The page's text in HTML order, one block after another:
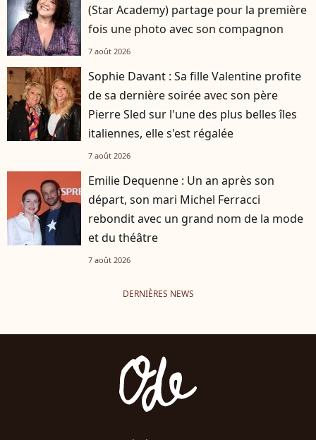
(Star Academy) partage pour la première
fois une photo avec son compagnon
7 août 2026
Sophie Davant : Sa fille Valentine profite
de sa dernière soirée avec son père
Pierre Sled sur l'une des plus belles îles
italiennes, elle s'est régalée
7 août 2026
Emilie Dequenne : Un an après son
départ, son mari Michel Ferracci
rebondit avec un grand nom de la mode
et du théâtre
7 août 2026
DERNIÈRES NEWS